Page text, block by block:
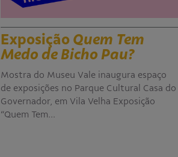
Exposição Quem Tem
Medo de Bicho Pau?
Mostra do Museu Vale inaugura espaço
de exposições no Parque Cultural Casa do
Governador, em Vila Velha Exposição
“Quem Tem…